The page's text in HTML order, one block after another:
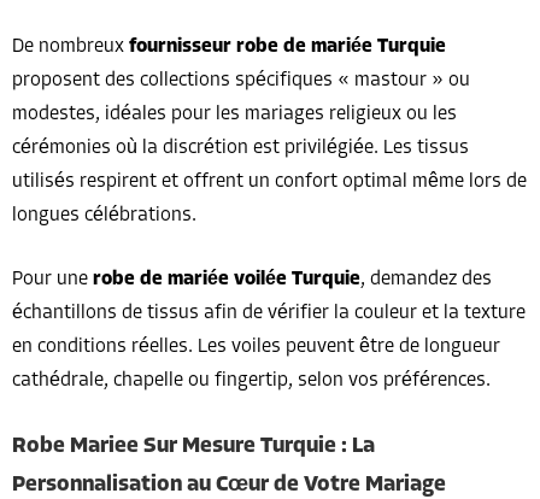
De nombreux fournisseur robe de mariée Turquie
proposent des collections spécifiques « mastour » ou
modestes, idéales pour les mariages religieux ou les
cérémonies où la discrétion est privilégiée. Les tissus
utilisés respirent et offrent un confort optimal même lors de
longues célébrations.
Pour une robe de mariée voilée Turquie, demandez des
échantillons de tissus afin de vérifier la couleur et la texture
en conditions réelles. Les voiles peuvent être de longueur
cathédrale, chapelle ou fingertip, selon vos préférences.
Robe Mariee Sur Mesure Turquie : La
Personnalisation au Cœur de Votre Mariage